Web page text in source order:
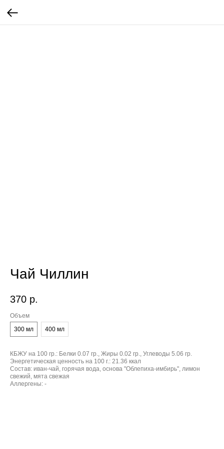
Чай Чиллин
370 р.
Объем
300 мл
400 мл
КБЖУ на 100 гр.: Белки 0.07 гр., Жиры 0.02 гр., Углеводы 5.06 гр.
Энергетическая ценность на 100 г.: 21.36 ккал
Состав: иван-чай, горячая вода, основа "Облепиха-имбирь", лимон
свежий, мята свежая
Аллергены: -